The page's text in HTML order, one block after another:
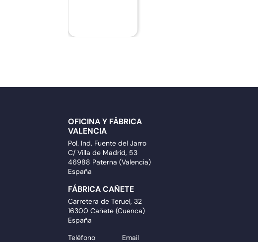
OFICINA Y FÁBRICA
VALENCIA
Pol. Ind. Fuente del Jarro
C/ Villa de Madrid, 53
46988 Paterna (Valencia)
España
FÁBRICA CAÑETE
Carretera de Teruel, 32
16300 Cañete (Cuenca)
España
Teléfono
Email